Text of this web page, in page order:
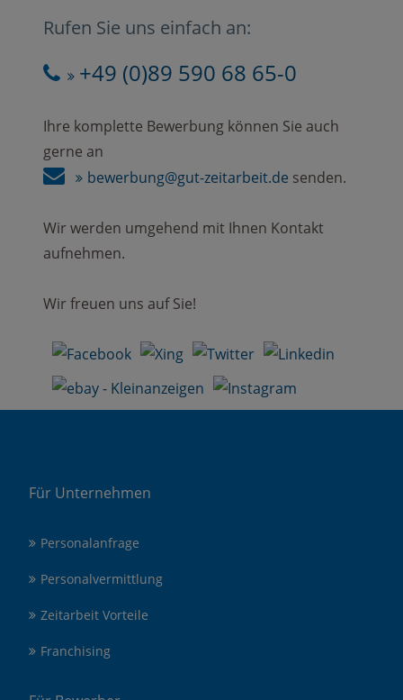
Rufen Sie uns einfach an:
+49 (0)89 590 68 65-0
Ihre komplette Bewerbung können Sie auch
gerne an
bewerbung@gut-zeitarbeit.de senden.
Wir werden umgehend mit Ihnen Kontakt
aufnehmen.
Wir freuen uns auf Sie!
Für Unternehmen
Personalanfrage
Personalvermittlung
Zeitarbeit Vorteile
Franchising